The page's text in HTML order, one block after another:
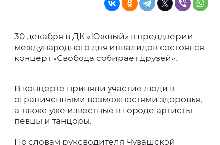
30 декабря в ДК «Южный» в преддверии
международного дня инвалидов состоялся
концерт «Свобода собирает друзей».
В концерте приняли участие люди в
ограниченными возможностями здоровья,
а также уже известные в городе артисты,
певцы и танцоры.
По словам руководителя Чувашской